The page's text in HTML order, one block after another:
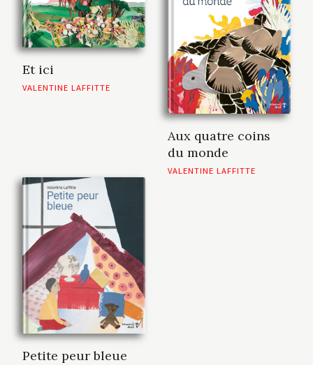
Et ici
VALENTINE LAFFITTE
Aux quatre coins
du monde
VALENTINE LAFFITTE
Petite peur bleue